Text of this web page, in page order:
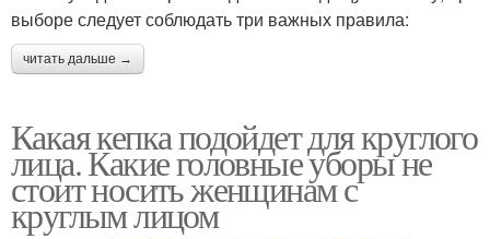
выборе следует соблюдать три важных правила:
читать дальше →
Какая кепка подойдет для круглого
лица. Какие головные уборы не
стоит носить женщинам с
круглым лицом